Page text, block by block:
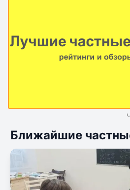
Ближайшие